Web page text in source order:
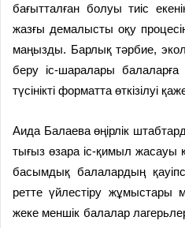
бағытталған болуы тиіс
жазғы демалысты оқу
маңызды. Барлық тәрбие,
беру іс-шаралары
түсінікті форматта өткізілуі
Аида Балаева өңірлік
тығыз өзара іс-қимыл жасауы
басымдық балалардың
ретте үйлестіру жұмыстары
жеке меншік балалар